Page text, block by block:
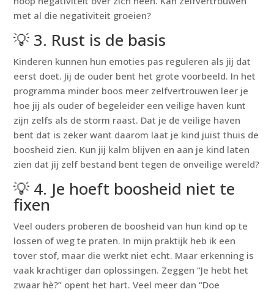
met al die negativiteit groeien?
💡 3. Rust is de basis
Kinderen kunnen hun emoties pas reguleren als jij dat
eerst doet. Jij de ouder bent het grote voorbeeld. In het
programma minder boos meer zelfvertrouwen leer je
hoe jij als ouder of begeleider een veilige haven kunt
zijn zelfs als de storm raast. Dat je de veilige haven
bent dat is zeker want daarom laat je kind juist thuis de
boosheid zien. Kun jij kalm blijven en aan je kind laten
zien dat jij zelf bestand bent tegen de onveilige wereld?
💡 4. Je hoeft boosheid niet te
fixen
Veel ouders proberen de boosheid van hun kind op te
lossen of weg te praten. In mijn praktijk heb ik een
tover stof, maar die werkt niet echt. Maar erkenning is
vaak krachtiger dan oplossingen. Zeggen “Je hebt het
zwaar hè?” opent het hart. Veel meer dan “Doe